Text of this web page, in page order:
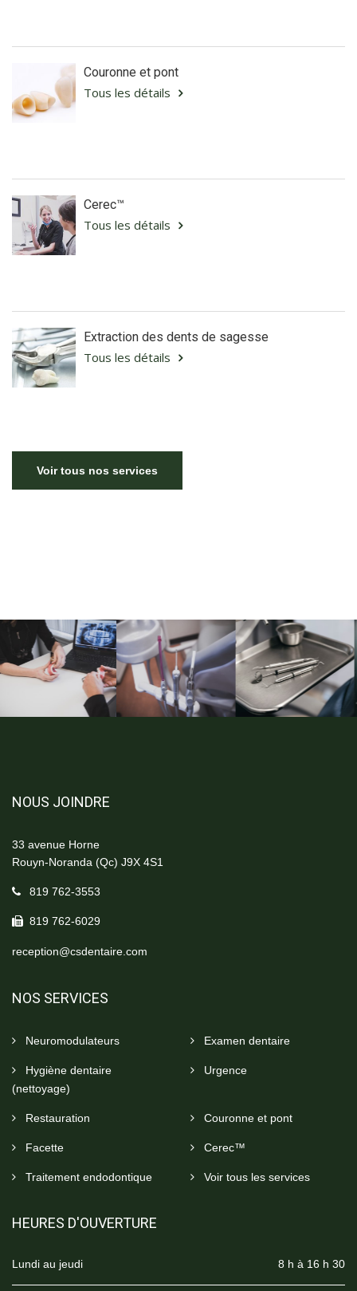
Couronne et pont
Tous les détails
Cerec™
Tous les détails
Extraction des dents de sagesse
Tous les détails
Voir tous nos services
NOUS JOINDRE
33 avenue Horne
Rouyn-Noranda (Qc) J9X 4S1
819 762-3553
819 762-6029
reception@csdentaire.com
NOS SERVICES
Neuromodulateurs Examen dentaire
Hygiène dentaire
(nettoyage)
Urgence
Restauration Couronne et pont
Facette Cerec™
Traitement endodontique Voir tous les services
HEURES D'OUVERTURE
Lundi au jeudi 8 h à 16 h 30